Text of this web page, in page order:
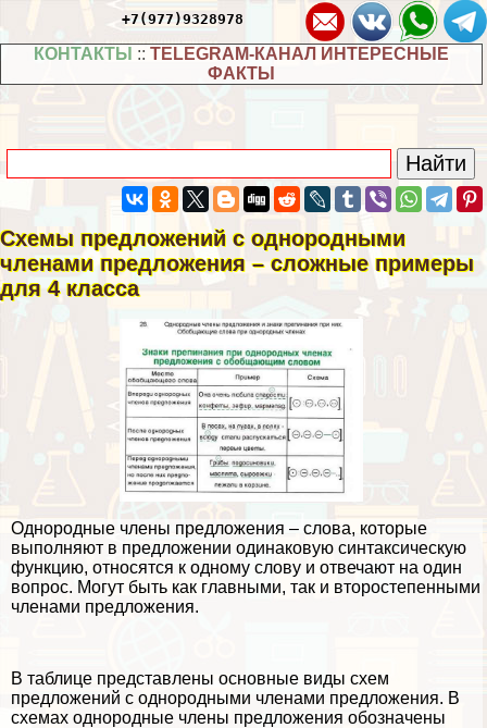
+7(977)9328978
КОНТАКТЫ :: TELEGRAM-КАНАЛ ИНТЕРЕСНЫЕ
ФАКТЫ
Схемы предложений с однородными
члeнами предложения – сложные примеры
для 4 класса
Однородные члeны предложения – слова, которые
выполняют в предложении одинаковую синтаксическую
функцию, относятся к одному слову и отвечают на один
вопрос. Могут быть как главными, так и второстепенными
члeнами предложения.
В таблице представлены основные виды схем
предложений с однородными члeнами предложения. В
схемах однородные члeны предложения обозначены